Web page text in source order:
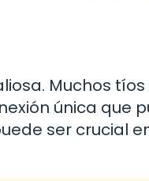
Muchos
única que
ser crucial